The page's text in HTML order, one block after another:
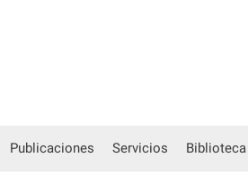
Publicaciones Servicios Biblioteca